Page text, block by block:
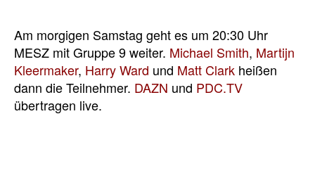
Am morgigen Samstag geht es um 20:30 Uhr
MESZ mit Gruppe 9 weiter. Michael Smith, Martijn
Kleermaker, Harry Ward und Matt Clark heißen
dann die Teilnehmer. DAZN und PDC.TV
übertragen live.